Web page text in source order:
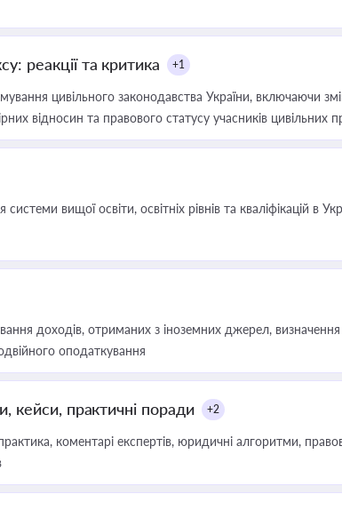
реакції та критика +1
цивільного законодавства України, включаючи
відносин та правового статусу учасників цивільних
вищої освіти, освітніх рівнів та кваліфікацій в
доходів, отриманих з іноземних джерел,
оподаткування
кейси, практичні поради +2
коментарі експертів, юридичні алгоритми,